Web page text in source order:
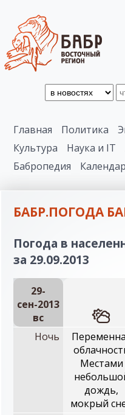
Главная Политика
Культура
Наука и IT
Бабропедия
БАБР.ПОГОДА
Погода в
за 29.09.2013
29-
сен-2013
вc
Ночь
Местами
дождь,
мокрый